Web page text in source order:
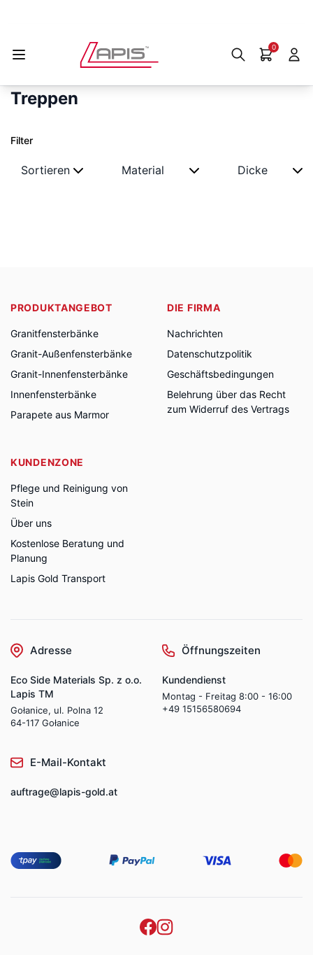
0
Treppen
Filter
Sortieren Material Dicke
PRODUKTANGEBOT
Granitfensterbänke
Granit-Außenfensterbänke
Granit-Innenfensterbänke
Innenfensterbänke
Parapete aus Marmor
DIE FIRMA
Nachrichten
Datenschutzpolitik
Geschäftsbedingungen
Belehrung über das Recht
zum Widerruf des Vertrags
KUNDENZONE
Pflege und Reinigung von
Stein
Über uns
Kostenlose Beratung und
Planung
Lapis Gold Transport
Adresse
Eco Side Materials Sp. z o.o.
Lapis TM
Gołanice, ul. Polna 12
64-117 Gołanice
Öffnungszeiten
Kundendienst
Montag - Freitag 8:00 - 16:00
+49 15156580694
E-Mail-Kontakt
auftrage@lapis-gold.at